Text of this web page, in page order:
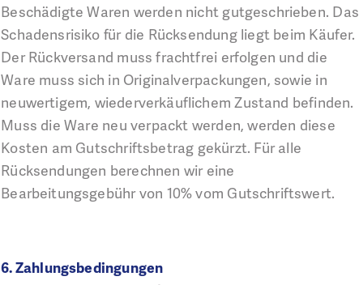
Beschädigte Waren werden nicht gutgeschrieben. Das
Schadensrisiko für die Rücksendung liegt beim Käufer.
Der Rückversand muss frachtfrei erfolgen und die
Ware muss sich in Originalverpackungen, sowie in
neuwertigem, wiederverkäuflichem Zustand befinden.
Muss die Ware neu verpackt werden, werden diese
Kosten am Gutschriftsbetrag gekürzt. Für alle
Rücksendungen berechnen wir eine
Bearbeitungsgebühr von 10% vom Gutschriftswert.
6. Zahlungsbedingungen